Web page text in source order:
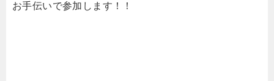
お手伝いで参加します！！